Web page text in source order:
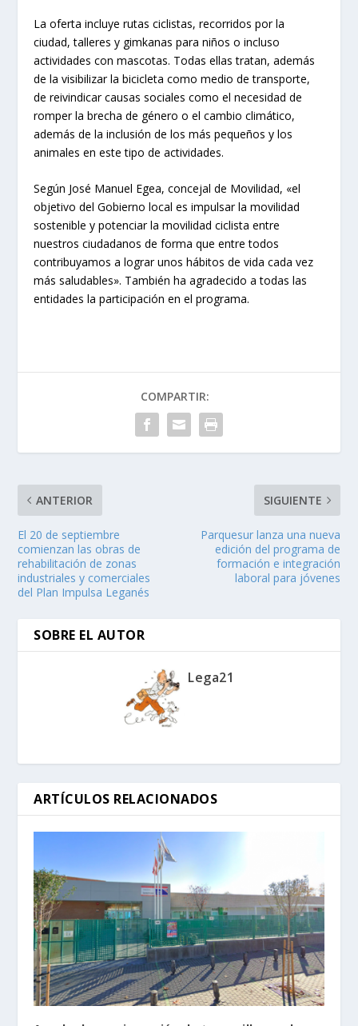
La oferta incluye rutas ciclistas, recorridos por la
ciudad, talleres y gimkanas para niños o incluso
actividades con mascotas. Todas ellas tratan,además
de la visibilizar la bicicleta como medio de transporte,
de reivindicar causas sociales como el necesidad de
romper la brecha de género o el cambio climático,
además de la inclusión de los más pequeños y los
animales en este tipo de actividades.
Según José Manuel Egea, concejal de Movilidad, «el
objetivo del Gobierno local es impulsar la movilidad
sostenible y potenciar la movilidad ciclista entre
nuestros ciudadanos de forma que entre todos
contribuyamos a lograr unos hábitos de vida cada vez
más saludables». También ha agradecido a todas las
entidades la participación en el programa.
COMPARTIR:
ANTERIOR
El 20 de septiembre
comienzan las obras de
rehabilitación de zonas
industriales y comerciales
del Plan Impulsa Leganés
SIGUIENTE
Parquesur lanza una nueva
edición del programa de
formación e integración
laboral para jóvenes
SOBRE EL AUTOR
Lega21
ARTÍCULOS RELACIONADOS